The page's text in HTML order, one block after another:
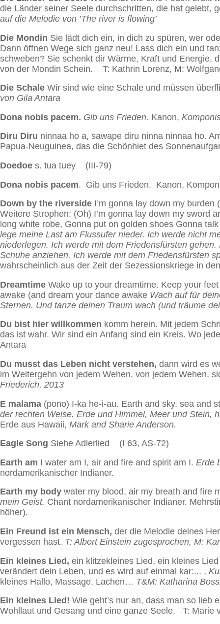
die Länder seiner Seele durchschritten, die hat gelebt,
auf die Melodie von ’The river is flowing’
Die Mondin Sie lädt dich ein, in dich zu spüren, wer
Dann öffnen Wege sich ganz neu! Lass dich ein und
schweben? Sie schenkt dir Wärme, Kraft und Energie,
von der Mondin Schein. T: Kathrin Lorenz, M:
Die Schale Wir sind wie eine Schale und müssen
von Gila Antara
Dona nobis pacem. Gib uns Frieden. Kanon,
Diru Diru ninnaa ho a, sawape diru ninna ninnaa ho.
Papua-Neuguinea, das die Schönhiet des
Doedoe s. tua tuey (III-79)
Dona nobis pacem. Gib uns Frieden. Kanon,
Down by the riverside I’m gonna lay down my
Weitere Strophen: (Oh) I’m gonna lay down my sword
long white robe, Gonna put on golden shoes Gonna
lege meine Last am Flussufer nieder. Ich werde nicht
niederlegen. Ich werde mit dem Friedensfürsten
Schuhe anziehen. Ich werde mit dem Friedensfürsten
wahrscheinlich aus der Zeit der Sezessionskriege in
Dreamtime Wake up to your dreamtime. Keep your
awake (and dream your dance awake Wach auf für
Sternen. Und tanze deinen Traum wach (und träume
Du bist hier willkommen komm herein. Mit jedem
das ist wahr. Wir sind ein Anfang sind ein Kreis. Wo
Antara
Du musst das Leben nicht verstehen, dann wird es
im Weitergehn von jedem Wehen, von jedem Wehen,
Friederich, 2013
E malama (pono) I-ka he-i-au. Earth and sky, sea and
der rechten Weise. Erde und Himmel, Meer und Stein,
Erde aus Hawaii, Mark and Sharie Anderson.
Eagle Song Siehe Adlerlied (I 63, AS-72)
Earth am I water am I, air and fire and spirit am I. Erde
nord­amerika­nischer Indianer.
Earth my body water my blood, air my breath and fire
mein Geist. Chant nordamerikanischer Indianer.
höher).
Ein Freund ist ein Mensch, der die Melodie deines
vergessen hast. T: Albert Einstein zugesprochen, M:
Ein kleines Lied, ein klitzekleines Lied, ein kleines
verändert dein Leben, und es wird auf einmal kar:... ,
kleines Hallo, Massage, Lachen… T&M: Katharina
Ein kleines Lied! Wie geht’s nur an, dass man so lieb
Wohllaut und Gesang und eine ganze Seele. T: Marie